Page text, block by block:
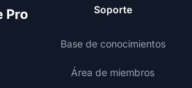
Soporte
Base de conocimientos
Área de miembros